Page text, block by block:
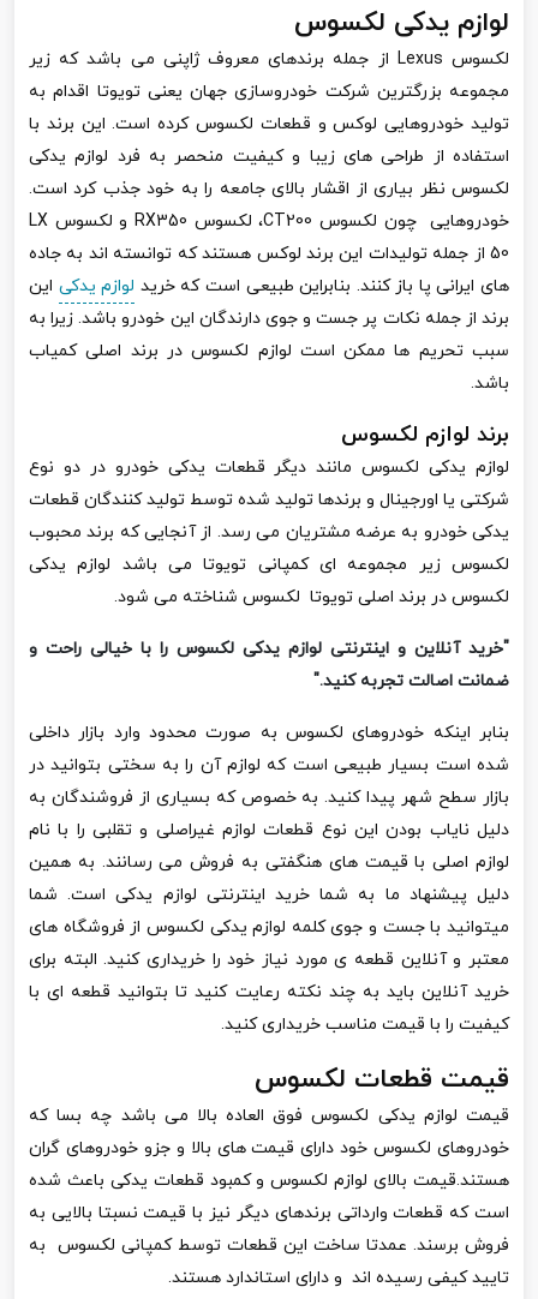
لوازم یدکی لکسوس
لکسوس Lexus از جمله برندهای معروف ژاپنی می باشد که زیر
مجموعه بزرگترین شرکت خودروسازی جهان یعنی تویوتا اقدام به
تولید خودروهایی لوکس و قطعات لکسوس کرده است. این برند با
استفاده از طراحی های زیبا و کیفیت منحصر به فرد لوازم یدکی
لکسوس نظر بیاری از اقشار بالای جامعه را به خود جذب کرد است.
خودروهایی چون لکسوس CT200، لکسوس RX350 و لکسوس LX
50 از جمله تولیدات این برند لوکس هستند که توانسته اند به جاده
های ایرانی پا باز کنند. بنابراین طبیعی است که خرید لوازم یدکی این
برند از جمله نکات پر جست و جوی دارندگان این خودرو باشد. زیرا به
سبب تحریم ها ممکن است لوازم لکسوس در برند اصلی کمیاب
باشد.
برند لوازم لکسوس
لوازم یدکی لکسوس مانند دیگر قطعات یدکی خودرو در دو نوع
شرکتی یا اورجینال و برندها تولید شده توسط تولید کنندگان قطعات
یدکی خودرو به عرضه مشتریان می رسد. از آنجایی که برند محبوب
لکسوس زیر مجموعه ای کمپانی تویوتا می باشد لوازم یدکی
لکسوس در برند اصلی تویوتا لکسوس شناخته می شود.
"خرید آنلاین و اینترنتی لوازم یدکی لکسوس را با خیالی راحت و
ضمانت اصالت تجربه کنید."
بنابر اینکه خودروهای لکسوس به صورت محدود وارد بازار داخلی
شده است بسیار طبیعی است که لوازم آن را به سختی بتوانید در
بازار سطح شهر پیدا کنید. به خصوص که بسیاری از فروشندگان به
دلیل نایاب بودن این نوع قطعات لوازم غیراصلی و تقلبی را با نام
لوازم اصلی با قیمت های هنگفتی به فروش می رسانند. به همین
دلیل پیشنهاد ما به شما خرید اینترنتی لوازم یدکی است. شما
میتوانید با جست و جوی کلمه لوازم یدکی لکسوس از فروشگاه های
معتبر و آنلاین قطعه ی مورد نیاز خود را خریداری کنید. البته برای
خرید آنلاین باید به چند نکته رعایت کنید تا بتوانید قطعه ای با
کیفیت را با قیمت مناسب خریداری کنید.
قیمت قطعات لکسوس
قیمت لوازم یدکی لکسوس فوق العاده بالا می باشد چه بسا که
خودروهای لکسوس خود دارای قیمت های بالا و جزو خودروهای گران
هستند.قیمت بالای لوازم لکسوس و کمبود قطعات یدکی باعث شده
است که قطعات وارداتی برندهای دیگر نیز با قیمت نسبتا بالایی به
فروش برسند. عمدتا ساخت این قطعات توسط کمپانی لکسوس به
تایید کیفی رسیده اند و دارای استاندارد هستند.